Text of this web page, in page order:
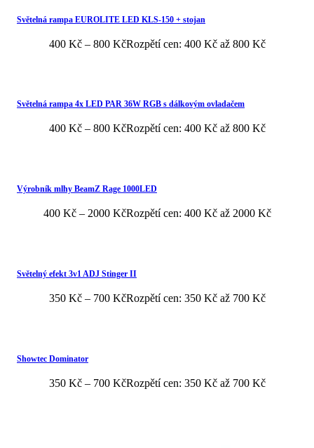
Světelná rampa EUROLITE LED KLS-150 + stojan
400 Kč – 800 KčRozpětí cen: 400 Kč až 800 Kč
Světelná rampa 4x LED PAR 36W RGB s dálkovým ovladačem
400 Kč – 800 KčRozpětí cen: 400 Kč až 800 Kč
Výrobník mlhy BeamZ Rage 1000LED
400 Kč – 2000 KčRozpětí cen: 400 Kč až 2000 Kč
Světelný efekt 3v1 ADJ Stinger II
350 Kč – 700 KčRozpětí cen: 350 Kč až 700 Kč
Showtec Dominator
350 Kč – 700 KčRozpětí cen: 350 Kč až 700 Kč